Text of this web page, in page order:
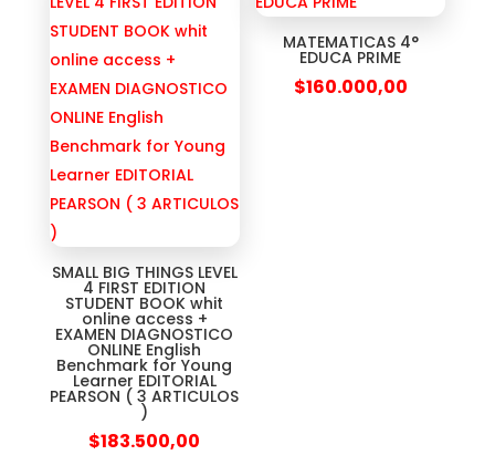
SMALL BIG THINGS LEVEL
4 FIRST EDITION
STUDENT BOOK whit
online access +
EXAMEN DIAGNOSTICO
ONLINE English
Benchmark for Young
Learner EDITORIAL
PEARSON ( 3 ARTICULOS
)
$183.500,00
MATEMATICAS 4°
EDUCA PRIME
$160.000,00